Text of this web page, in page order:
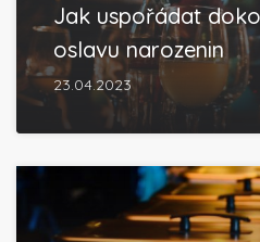
Jak uspořádat
oslavu narozenin
23.04.2023